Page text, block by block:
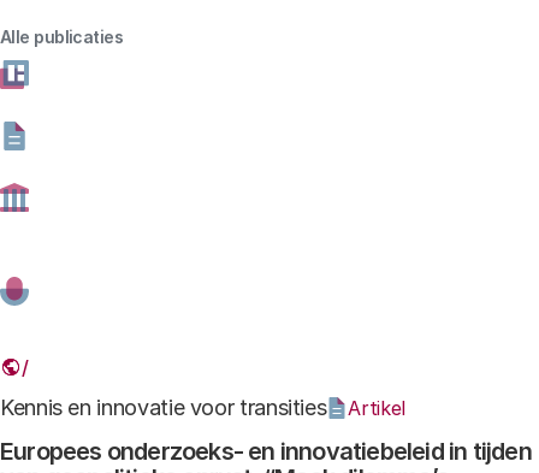
Alle publicaties
Thema
Gevonden resultaten: 185
Europees onderzoeks- en innovatiebeleid in tijden
Kennis en innovatie voor transities Artikel